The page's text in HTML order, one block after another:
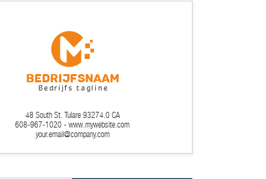
Bedrijfsnaam
Bedrijfs tagline
your.email@company.com
608-967-1020 - www.mywebsite.com
48 South St. Tulare 93274.0 CA